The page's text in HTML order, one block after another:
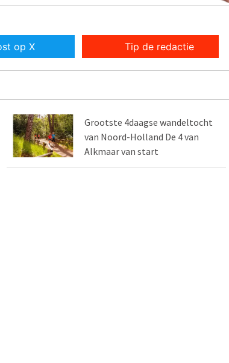
op X Tip de redactie
Grootste 4daagse wandeltocht
van Noord-Holland De 4 van
Alkmaar van start